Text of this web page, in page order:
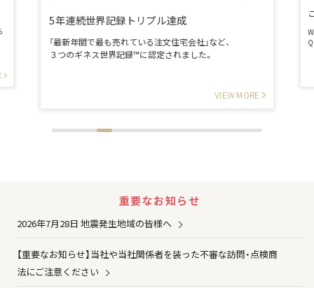
5年連続世界記録トリプル達成
「最新年間で最も売れている注文住宅会社」など、
３つのギネス世界記録™に認定されました。
VIEW MORE
重要なお知らせ
2026年7月28日 地震発生地域の皆様へ
【重要なお知らせ】当社や当社関係者を装った不審な訪問・点検商
法にご注意ください